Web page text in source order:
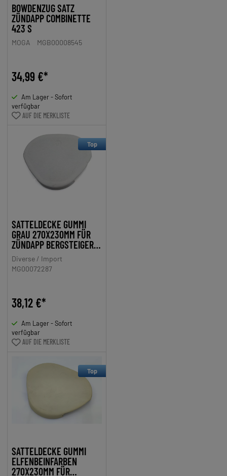
BOWDENZUG SATZ
ZÜNDAPP COMBINETTE
423 S
MOGA MGB00008545
34,99 €*
Am Lager - Sofort
verfügbar
AUF DIE MERKLISTE
Top
SATTELDECKE GUMMI
GRAU 270X230MM FÜR
ZÜNDAPP BERGSTEIGER,
MIELE, DKW, NSU,
HERCULES, PUCH,
KREIDLER, DENFELD, BTG
Diverse / Import
MG00072287
38,12 €*
Am Lager - Sofort
verfügbar
AUF DIE MERKLISTE
Top
SATTELDECKE GUMMI
ELFENBEINFARBEN
270X230MM FÜR